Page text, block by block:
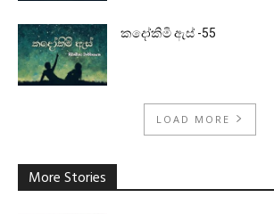
කදෝකිමි ඇස් -55
LOAD MORE
More Stories